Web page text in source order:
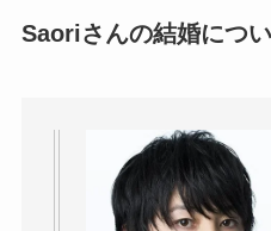
Saoriさんの結婚につ